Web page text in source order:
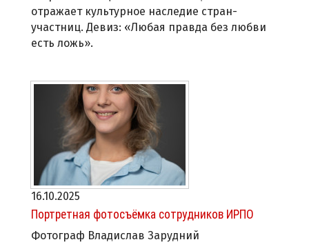
отражает культурное наследие стран-
участниц. Девиз: «Любая правда без любви
есть ложь».
16.10.2025
Портретная фотосъёмка сотрудников ИРПО
Фотограф Владислав Зарудний